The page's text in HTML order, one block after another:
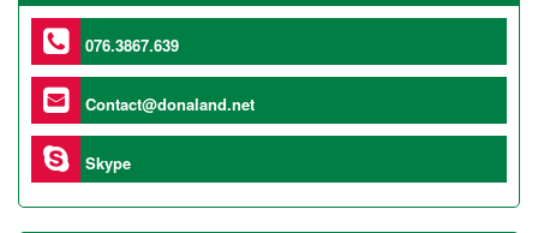
076.3867.639
Contact@donaland.net
Skype